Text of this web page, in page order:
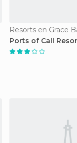
Resorts en Grace
Ports of Call